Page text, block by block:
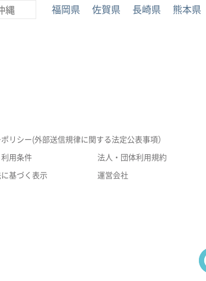
縄 福岡県 佐賀県 長崎県 熊本県
リシー(外部送信規律に関する法定公表事項）
用条件 法人・団体利用規約
基づく表示 運営会社